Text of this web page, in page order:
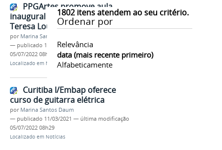
1802itens atendem ao seu critério.
Ordenar por
Relevância
data (mais recente primeiro)
Alfabeticamente
PPGArtes promove aula
inaugural com a presença de
Teresa Lousa
por Marina Santos Daum
— publicado 12/03/2021—última modificação
05/07/2022 08h29
Localizado em Notícias
Curitiba I/Embap oferece
curso de guitarra elétrica
por Marina Santos Daum
— publicado 11/03/2021 — última modificação
05/07/2022 08h29
Localizado em Notícias